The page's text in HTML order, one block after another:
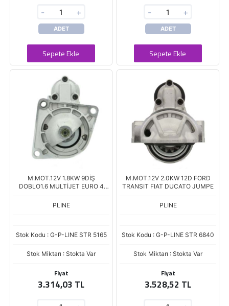
- +
ADET
Sepete Ekle
- +
ADET
Sepete Ekle
M.MOT.12V 1.8KW 9DİŞ
DOBLO1.6 MULTİJET EURO 4
PLINE
Stok Kodu : G-P-LINE STR 5165
Stok Miktarı : Stokta Var
Fiyat
3.314,03 TL
M.MOT.12V 2.0KW 12D FORD
TRANSIT FIAT DUCATO JUMPE
PLINE
Stok Kodu : G-P-LINE STR 6840
Stok Miktarı : Stokta Var
Fiyat
3.528,52 TL